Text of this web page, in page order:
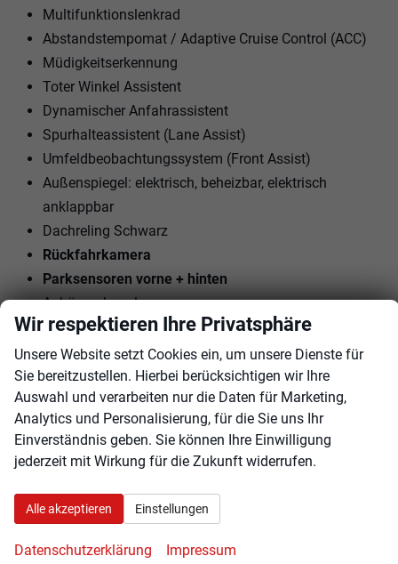
Multifunktionslenkrad
Abstandstempomat / Adaptive Cruise Control (ACC)
Müdigkeitserkennung
Toter Winkel Assistent
Dynamischer Anfahrassistent
Spurhalteassistent (Lane Assist)
Umfeldbeobachtungssystem (Front Assist)
Außenspiegel: elektrisch, beheizbar, elektrisch
anklappbar
Dachreling Schwarz
Rückfahrkamera
Parksensoren vorne + hinten
Anhängerkupplung
16"" LM-Felgen mit Reifen 205/60R16
Tagfahrlicht mit LED
LED-Scheinwerfer
Geschwindigkeitserkennung
Anhängererkennung
Drehtloses Telefonladen
Garantieverlängerung: 5
Jahre / 100.000 KM
Innen
Wir respektieren Ihre Privatsphäre
Unsere Website setzt Cookies ein, um unsere Dienste für
Sie bereitzustellen. Hierbei berücksichtigen wir Ihre
Auswahl und verarbeiten nur die Daten für Marketing,
Analytics und Personalisierung, für die Sie uns Ihr
Einverständnis geben. Sie können Ihre Einwilligung
jederzeit mit Wirkung für die Zukunft widerrufen.
Alle akzeptieren Einstellungen
Datenschutzerklärung Impressum